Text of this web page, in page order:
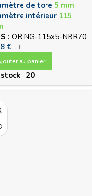
de tore 5 mm
intérieur 115
: ORING-115x5-NBR70
€ HT
au panier
stock : 20